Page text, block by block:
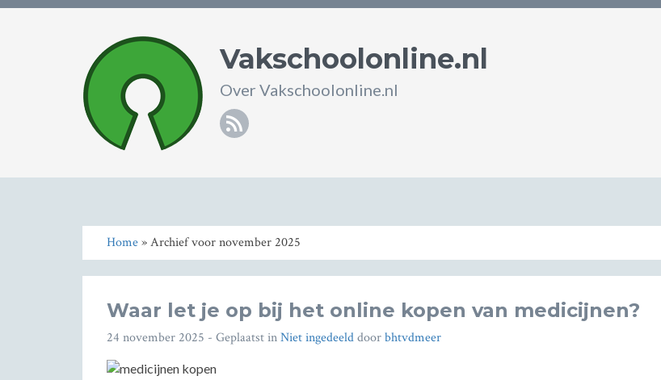
Vakschoolonline.nl
Over Vakschoolonline.nl
RSS
Home» Archief voor november 2025
Waar let je op bij het online kopen van medicijnen?
24 november 2025 - Geplaatst inNiet ingedeelddoorbhtvdmeer